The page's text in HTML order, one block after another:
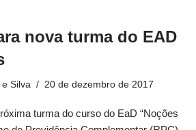
nova turma do EAD
Silva 20 de dezembro de 2017
turma do curso do EaD “Noções